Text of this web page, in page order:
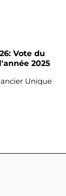
Vote du
2025
Unique